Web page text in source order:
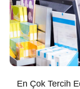
En Çok Tercih